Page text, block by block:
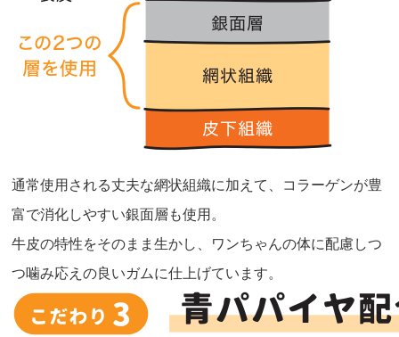
通常使用される丈夫な網状組織に加えて、コラーゲンが豊
富で消化しやすい銀面層も使用。
牛皮の特性をそのまま生かし、ワンちゃんの体に配慮しつ
つ噛み応えの良いガムに仕上げています。